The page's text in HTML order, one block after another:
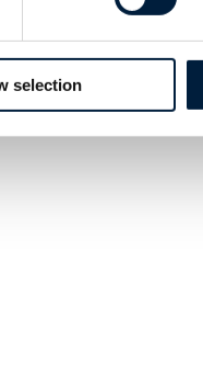
selection